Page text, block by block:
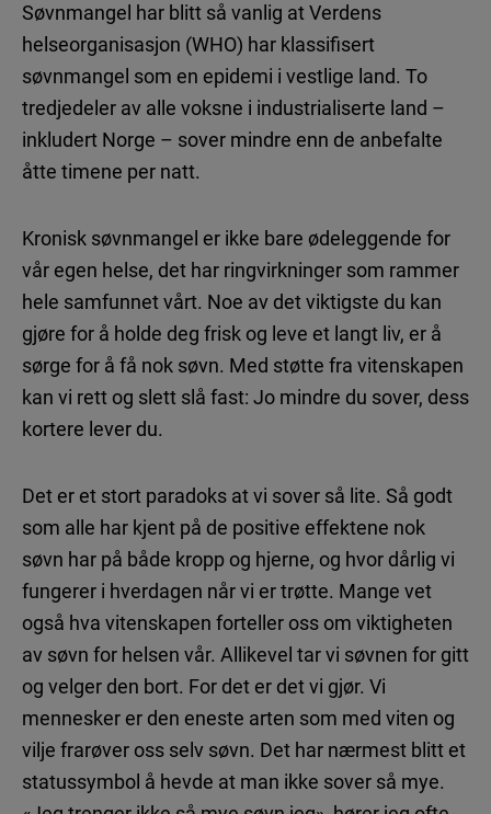
Søvnmangel har blitt så vanlig at Verdens
helseorganisasjon (WHO) har klassifisert
søvnmangel som en epidemi i vestlige land. To
tredjedeler av alle voksne i industrialiserte land –
inkludert Norge – sover mindre enn de anbefalte
åtte timene per natt.
Kronisk søvnmangel er ikke bare ødeleggende for
vår egen helse, det har ringvirkninger som rammer
hele samfunnet vårt. Noe av det viktigste du kan
gjøre for å holde deg frisk og leve et langt liv, er å
sørge for å få nok søvn. Med støtte fra vitenskapen
kan vi rett og slett slå fast: Jo mindre du sover, dess
kortere lever du.
Det er et stort paradoks at vi sover så lite. Så godt
som alle har kjent på de positive effektene nok
søvn har på både kropp og hjerne, og hvor dårlig vi
fungerer i hverdagen når vi er trøtte. Mange vet
også hva vitenskapen forteller oss om viktigheten
av søvn for helsen vår. Allikevel tar vi søvnen for gitt
og velger den bort. For det er det vi gjør. Vi
mennesker er den eneste arten som med viten og
vilje frarøver oss selv søvn. Det har nærmest blitt et
statussymbol å hevde at man ikke sover så mye.